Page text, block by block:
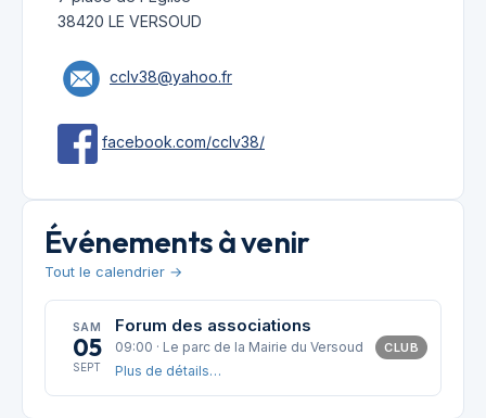
38420 LE VERSOUD
cclv38@yahoo.fr
facebook.com/cclv38/
Événements à venir
Tout le calendrier →
SAM
05
SEPT
Forum des associations
09:00 · Le parc de la Mairie du Versoud
Plus de détails…
CLUB